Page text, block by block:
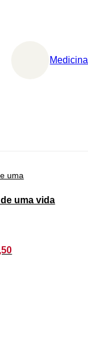
Medicina
uma vida